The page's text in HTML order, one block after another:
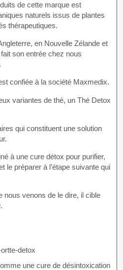
de cette marque est
naturels issus de plantes
thérapeutiques.
en Nouvelle Zélande et
son entrée chez nous
confiée à la société Maxmedix.
variantes de thé, un Thé Detox
qui constituent une solution
à une cure détox pour purifier,
le préparer à l’étape suivante qui
nous venons de le dire, il cible
une cure de désintoxication